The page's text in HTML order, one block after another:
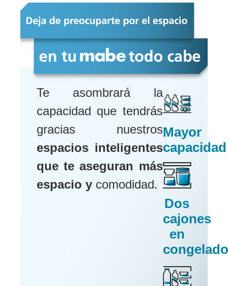
Te asombrará la
capacidad que tendrás
gracias nuestros
espacios inteligentes
que te aseguran más
espacio y comodidad.
Mayor
capacidad
Dos
cajones
en